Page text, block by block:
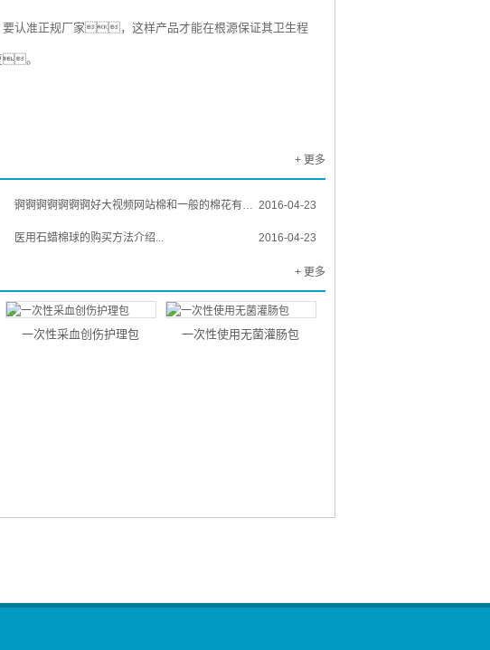
准正规厂家，这样产品才能在根源保证其卫生程
。
+ 更多
2016-04-23
锕锕锕锕锕锕锕好大视频网站棉和一般的棉花有什么区别？...
2016-04-23
医用石蜡棉球的购买方法介绍...
+ 更多
一次性采血创伤护理包 一次性使用无菌灌肠包